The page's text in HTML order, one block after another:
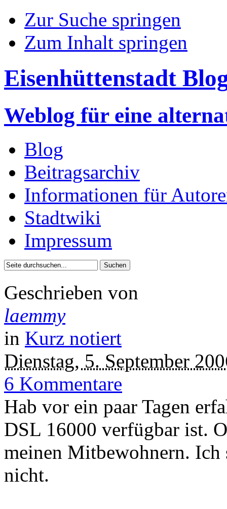
Zur Suche springen
Zum Inhalt springen
Eisenhüttenstadt
Weblog für eine
Blog
Beitragsarchiv
Informationen für
Stadtwiki
Impressum
Geschrieben von
laemmy
in Kurz notiert
Dienstag, 5. September
6 Kommentare
Hab vor ein paar Tagen
DSL 16000 verfügbar ist.
meinen Mitbewohnern. Ich
nicht.